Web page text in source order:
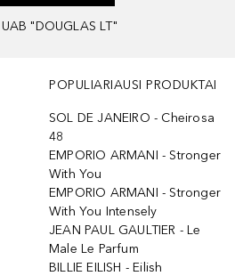
UAB "DOUGLAS LT"
POPULIARIAUSI PRODUKTAI
SOL DE JANEIRO - Cheirosa
48
EMPORIO ARMANI - Stronger
With You
EMPORIO ARMANI - Stronger
With You Intensely
JEAN PAUL GAULTIER - Le
Male Le Parfum
BILLIE EILISH - Eilish